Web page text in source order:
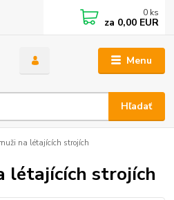
Menu
Hľadať
0 ks
za 0,00 EUR
na létajících strojích
létajících strojích